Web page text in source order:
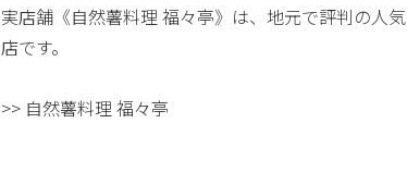
実店舗《自然薯料理 福々亭》は、地元で評判の人気
店です。
>> 自然薯料理 福々亭